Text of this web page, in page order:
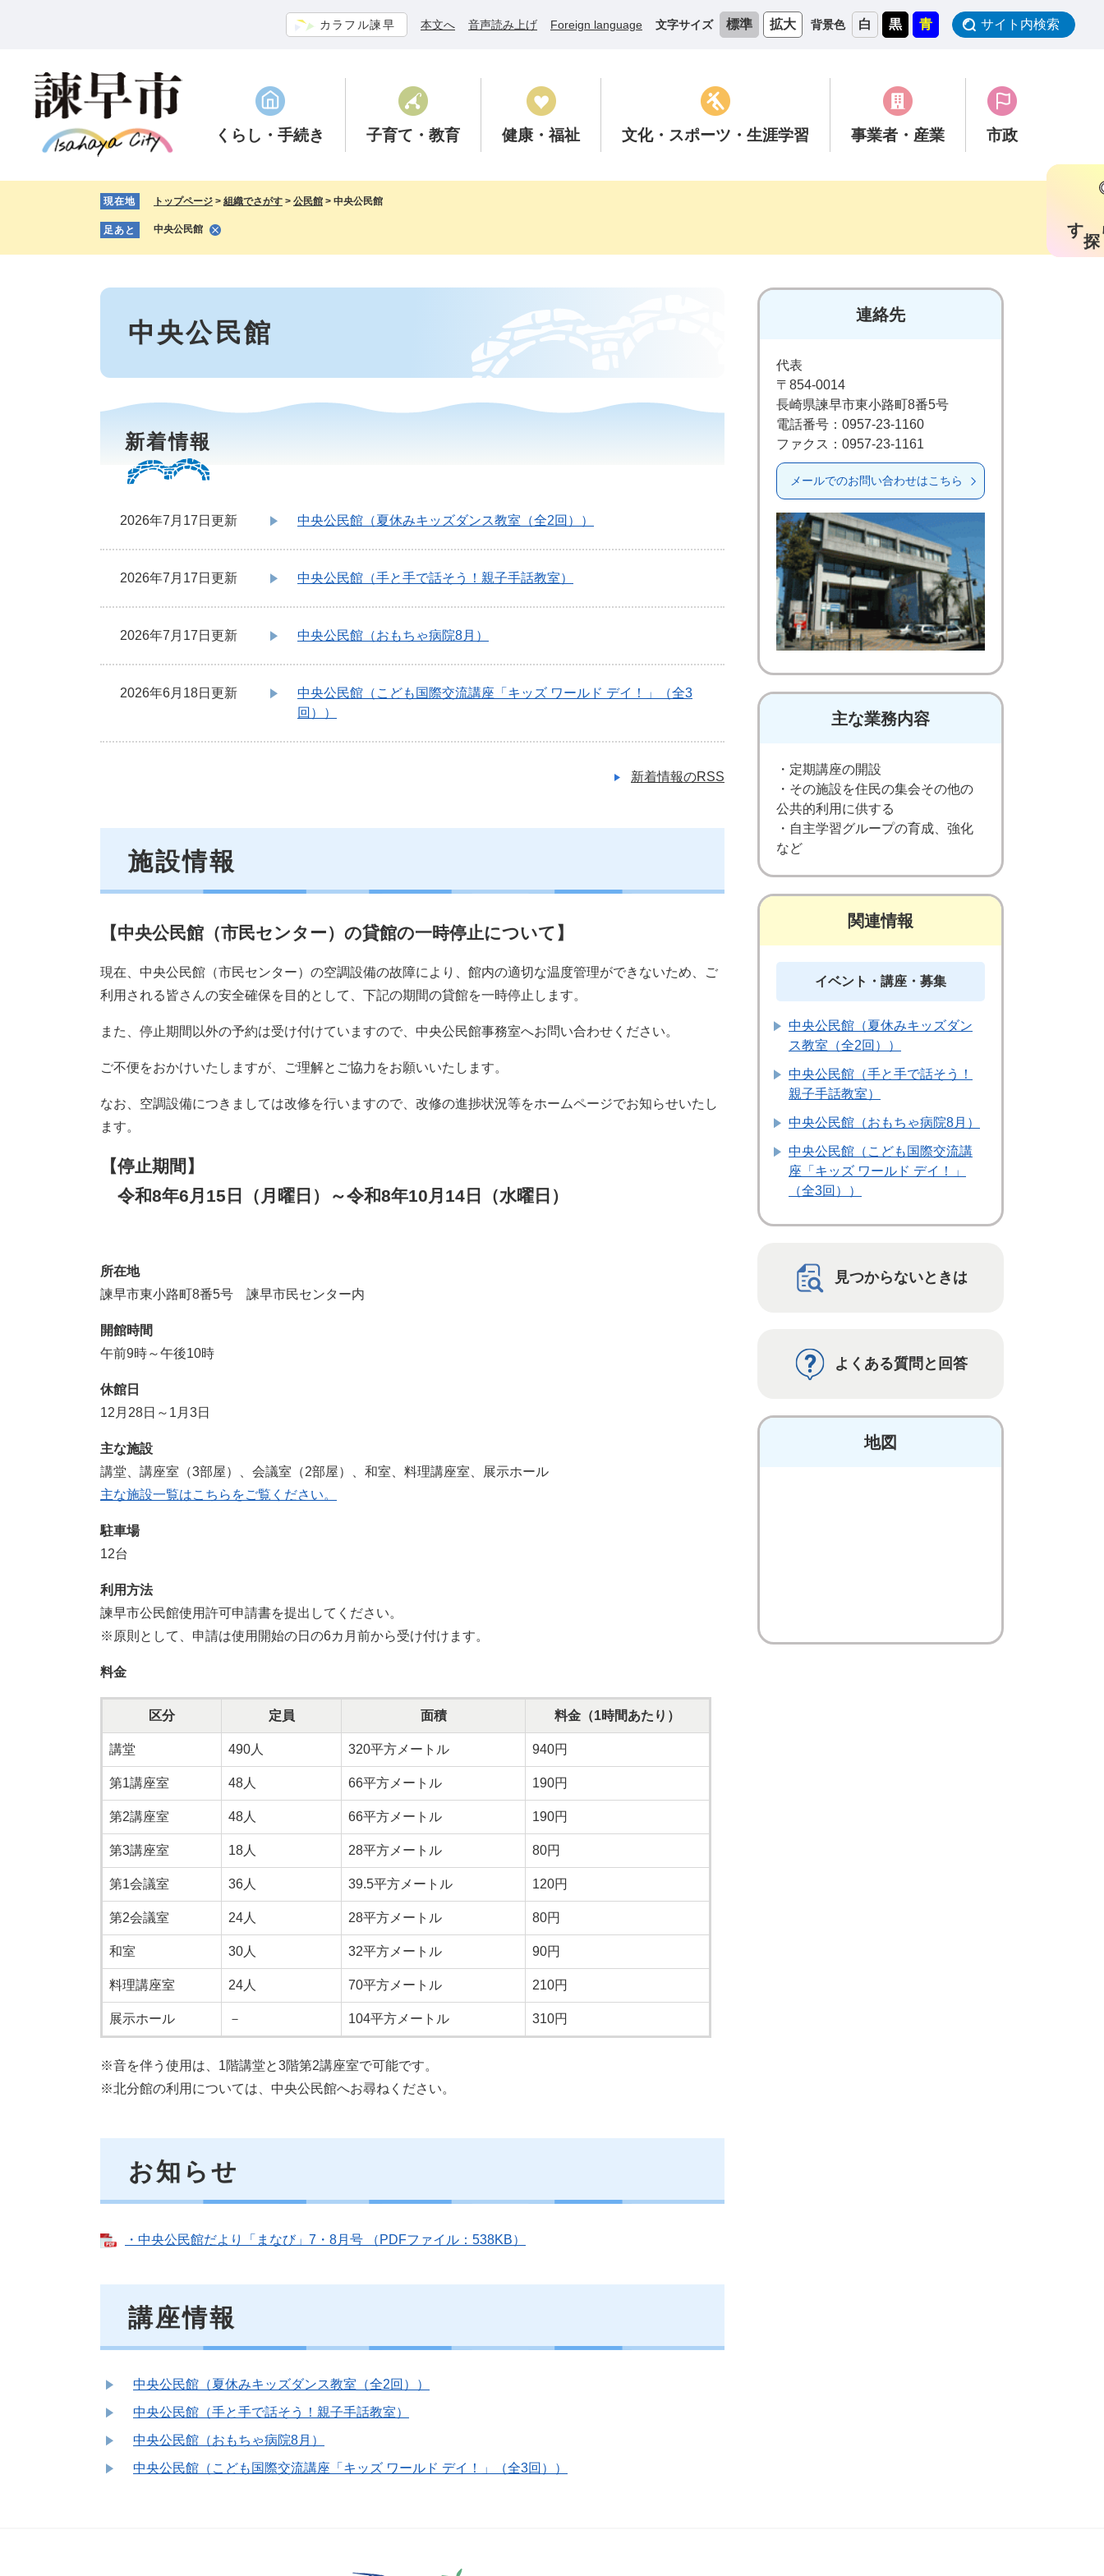
カラフル諫早 本文へ 音声読み上げ Foreign language 文字サイズ 標準 拡大 背景色 白 黒 青 サイト内検索
くらし ・手続き 子育て ・教育 健康 ・福祉 文化・スポーツ ・生涯学習 事業者 ・産業 市政
す
現在地 トップページ > 組織でさがす > 公民館 > 中央公民館
足あと 中央公民館
本
中央公民館
新着情報
2026年7月17日更新 中央公民館（夏休みキッズダンス教室（全2回））
2026年7月17日更新 中央公民館（手と手で話そう！親子手話教室）
2026年7月17日更新 中央公民館（おもちゃ病院8月）
2026年6月18日更新
中央公民館（こども国際交流講座「キッズ ワールド デイ！」（全3
回））
新着情報のRSS
施設情報
【中央公民館（市民センター）の貸館の一時停止について】
現在、中央公民館（市民センター）の空調設備の故障により、館内の適切な温度管理ができないため、ご
利用される皆さんの安全確保を目的として、下記の期間の貸館を一時停止します。
また、停止期間以外の予約は受け付けていますので、中央公民館事務室へお問い合わせください。
ご不便をおかけいたしますが、ご理解とご協力をお願いいたします。
なお、空調設備につきましては改修を行いますので、改修の進捗状況等をホームページでお知らせいたし
ます。
【停止期間】
令和8年6月15日（月曜日）～令和8年10月14日（水曜日）​
所在地
​諫早市東小路町8番5号 諫早市民センター内
開館時間
午前9時～午後10時
休館日
12月28日～1月3日
主な施設
講堂、講座室（3部屋）、会議室（2部屋）、和室、料理講座室、展示ホール
主な施設一覧はこちらをご覧ください。
駐車場
12台
利用方法
諫早市公民館使用許可申請書を提出してください。
※原則として、申請は使用開始の日の6カ月前から受け付けます。
料金
区分 定員 面積 料金（1時間あたり）
講堂 490人 320平方メートル 940円
第1講座室 48人 66平方メートル 190円
第2講座室 48人 66平方メートル 190円
第3講座室 18人 28平方メートル 80円
第1会議室 36人 39.5平方メートル 120円
第2会議室 24人 28平方メートル 80円
和室 30人 32平方メートル 90円
料理講座室 24人 70平方メートル 210円
展示ホール － 104平方メートル 310円
※音を伴う使用は、1階講堂と3階第2講座室で可能です。
※北分館の利用については、中央公民館へお尋ねください。
お知らせ
・中央公民館だより「まなび」7・8月号 （PDFファイル：538KB）
講座情報
中央公民館（夏休みキッズダンス教室（全2回））
中央公民館（手と手で話そう！親子手話教室）
中央公民館（おもちゃ病院8月）
中央公民館（こども国際交流講座「キッズ ワールド デイ！」（全3回））
連絡先
代表
〒854-0014
長崎県諫早市東小路町8番5号
電話番号：0957-23-1160
ファクス：0957-23-1161
メールでのお問い合わせはこちら
主な業務内容
・定期講座の開設
・その施設を住民の集会その他の
公共的利用に供する
・自主学習グループの育成、強化
など
関連情報
イベント・講座・募集
中央公民館（夏休みキッズダン
ス教室（全2回））
中央公民館（手と手で話そう！
親子手話教室）
中央公民館（おもちゃ病院8月）
中央公民館（こども国際交流講
座「キッズ ワールド デイ！」
（全3回））
見つからないときは
よくある質問と回答
地図